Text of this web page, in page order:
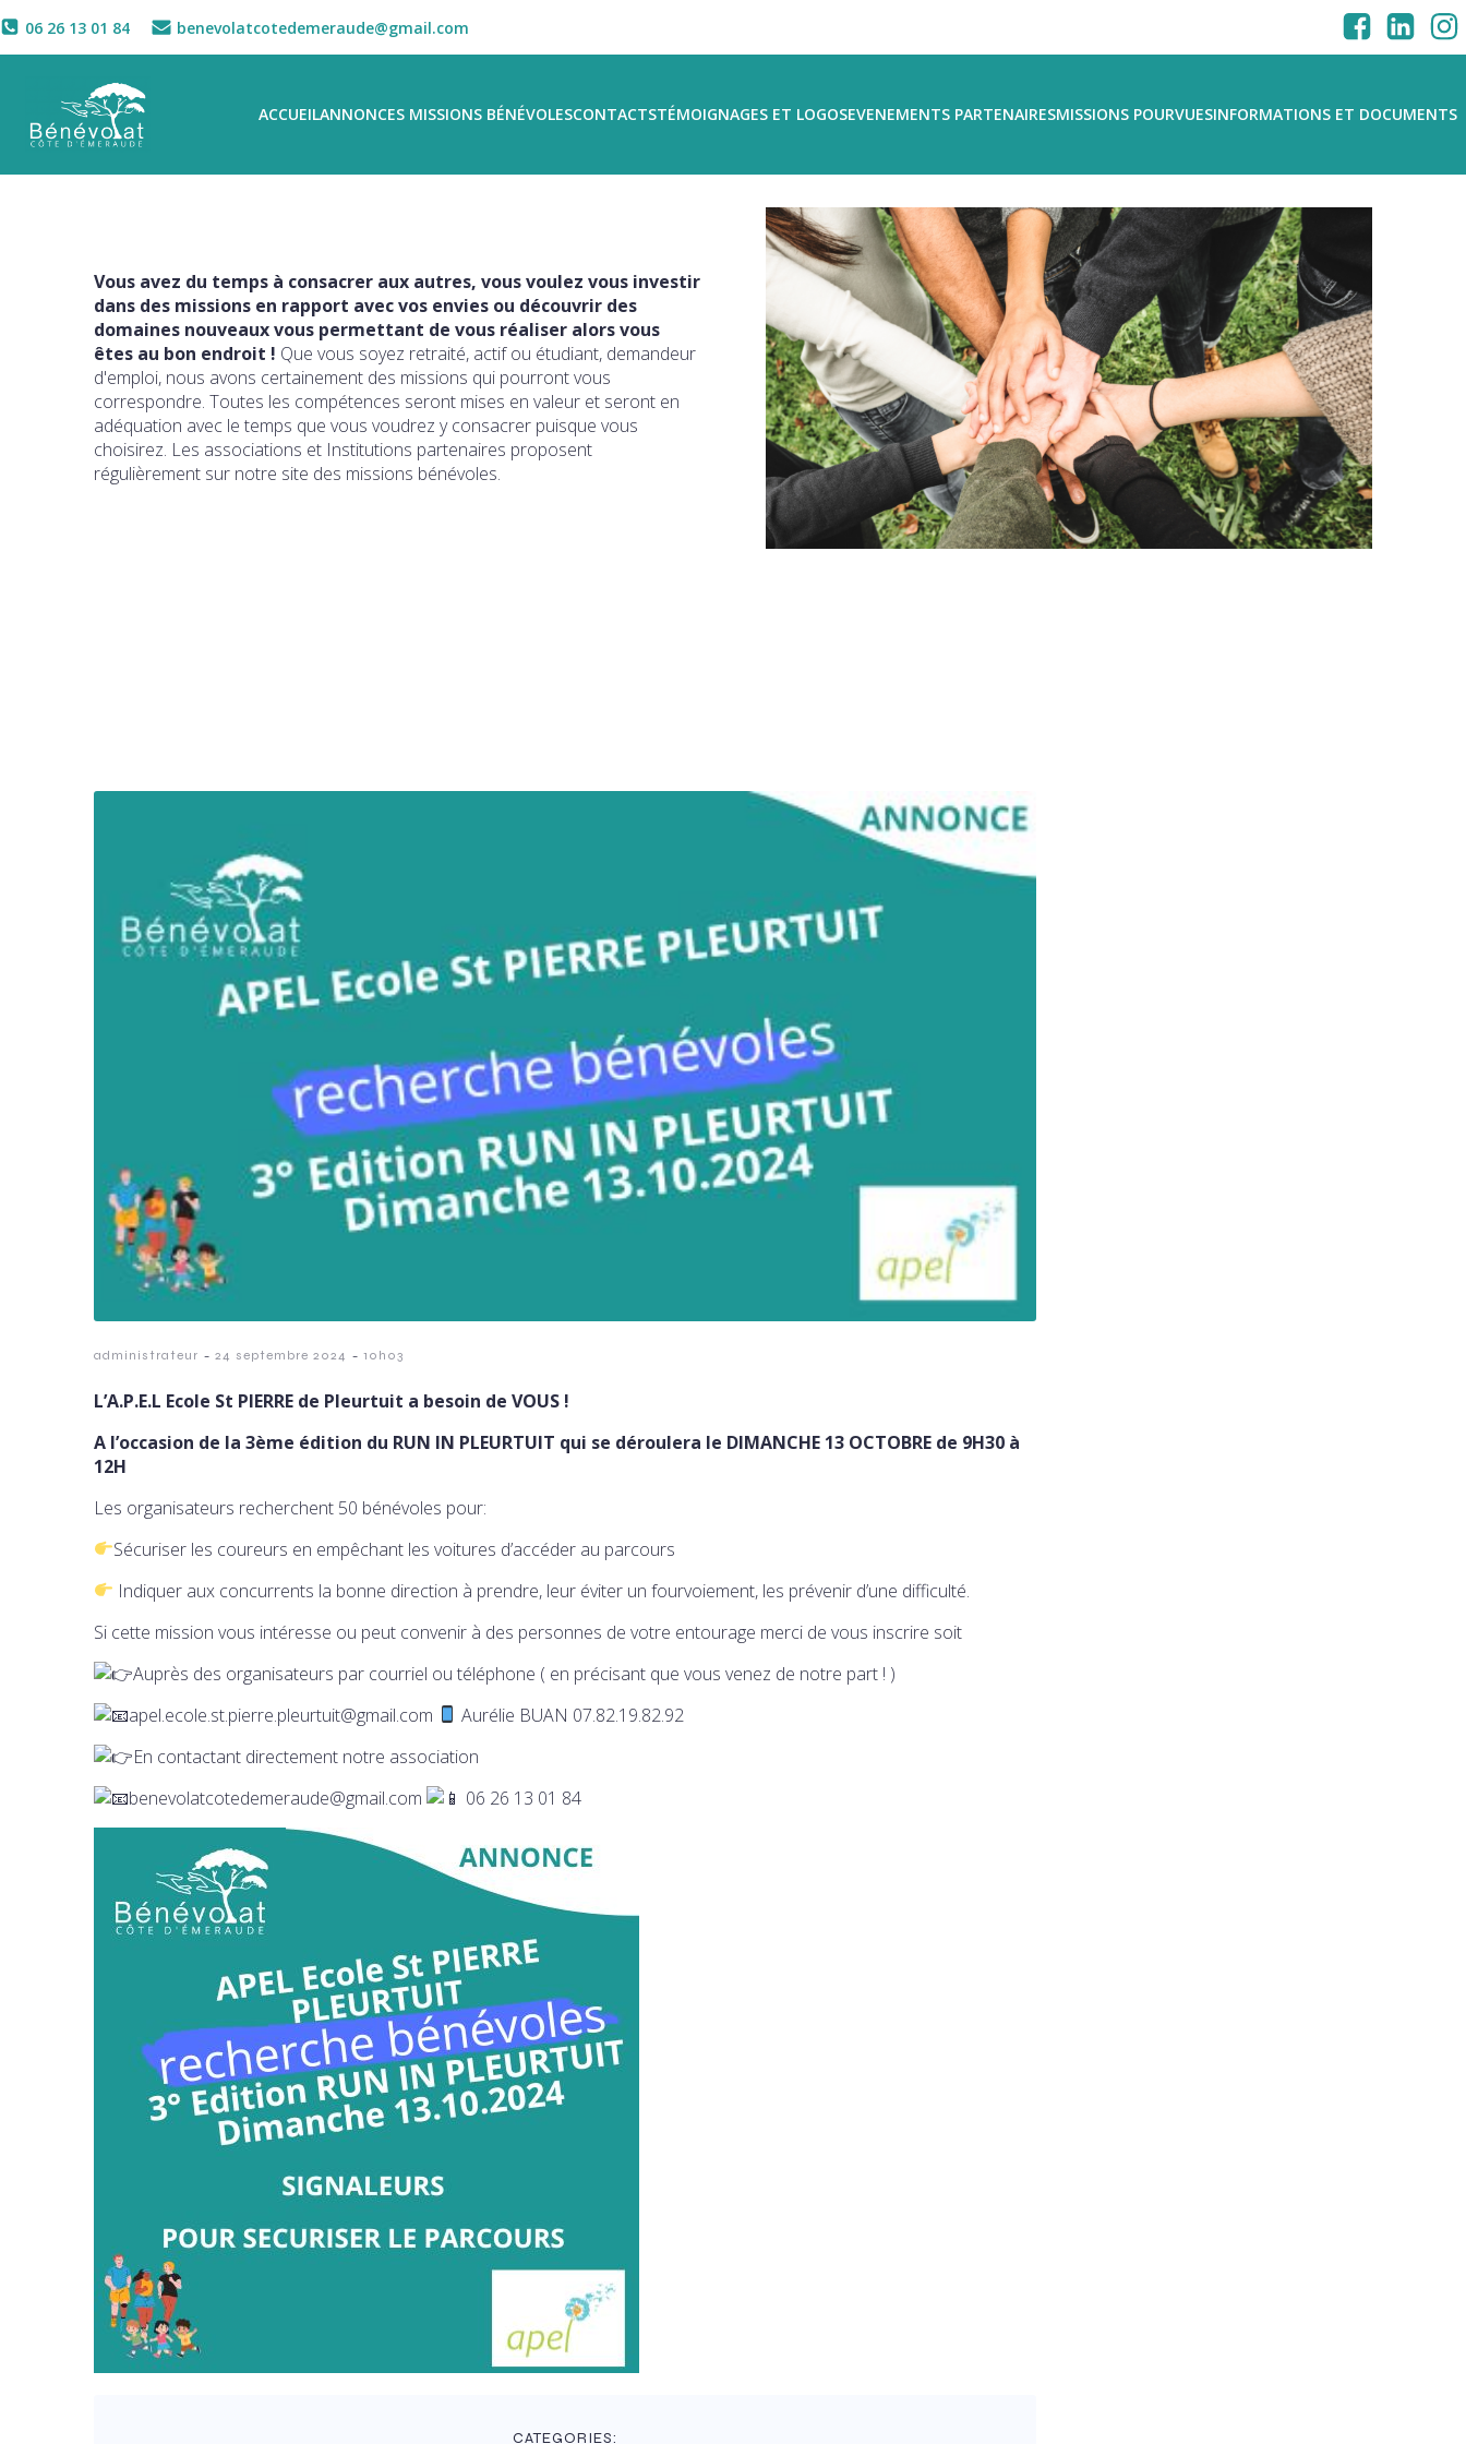
06 26 13 01 84 benevolatcotedemeraude@gmail.com
ACCUEILANNONCES MISSIONS BÉNÉVOLESCONTACTSTÉMOIGNAGES ET LOGOSEVENEMENTS PARTENAIRESMISSIONS POURVUESINFORMATIONS ET DOCUMENTS
Vous avez du temps à consacrer aux autres, vous voulez vous investir
dans des missions en rapport avec vos envies ou découvrir des
domaines nouveaux vous permettant de vous réaliser alors vous
êtes au bon endroit ! Que vous soyez retraité, actif ou étudiant, demandeur
d'emploi, nous avons certainement des missions qui pourront vous
correspondre. Toutes les compétences seront mises en valeur et seront en
adéquation avec le temps que vous voudrez y consacrer puisque vous
choisirez. Les associations et Institutions partenaires proposent
régulièrement sur notre site des missions bénévoles.
administrateur - 24 septembre 2024 - 10h03
L’A.P.E.L Ecole St PIERRE de Pleurtuit a besoin de VOUS !
A l’occasion de la 3ème édition du RUN IN PLEURTUIT qui se déroulera le DIMANCHE 13 OCTOBRE de 9H30 à
12H
Les organisateurs recherchent 50 bénévoles pour:
Sécuriser les coureurs en empêchant les voitures d’accéder au parcours
Indiquer aux concurrents la bonne direction à prendre, leur éviter un fourvoiement, les prévenir d’une difficulté.
Si cette mission vous intéresse ou peut convenir à des personnes de votre entourage merci de vous inscrire soit
Auprès des organisateurs par courriel ou téléphone ( en précisant que vous venez de notre part ! )
apel.ecole.st.pierre.pleurtuit@gmail.com
Aurélie BUAN 07.82.19.82.92
En contactant directement notre association
benevolatcotedemeraude@gmail.com
06 26 13 01 84
CATEGORIES: